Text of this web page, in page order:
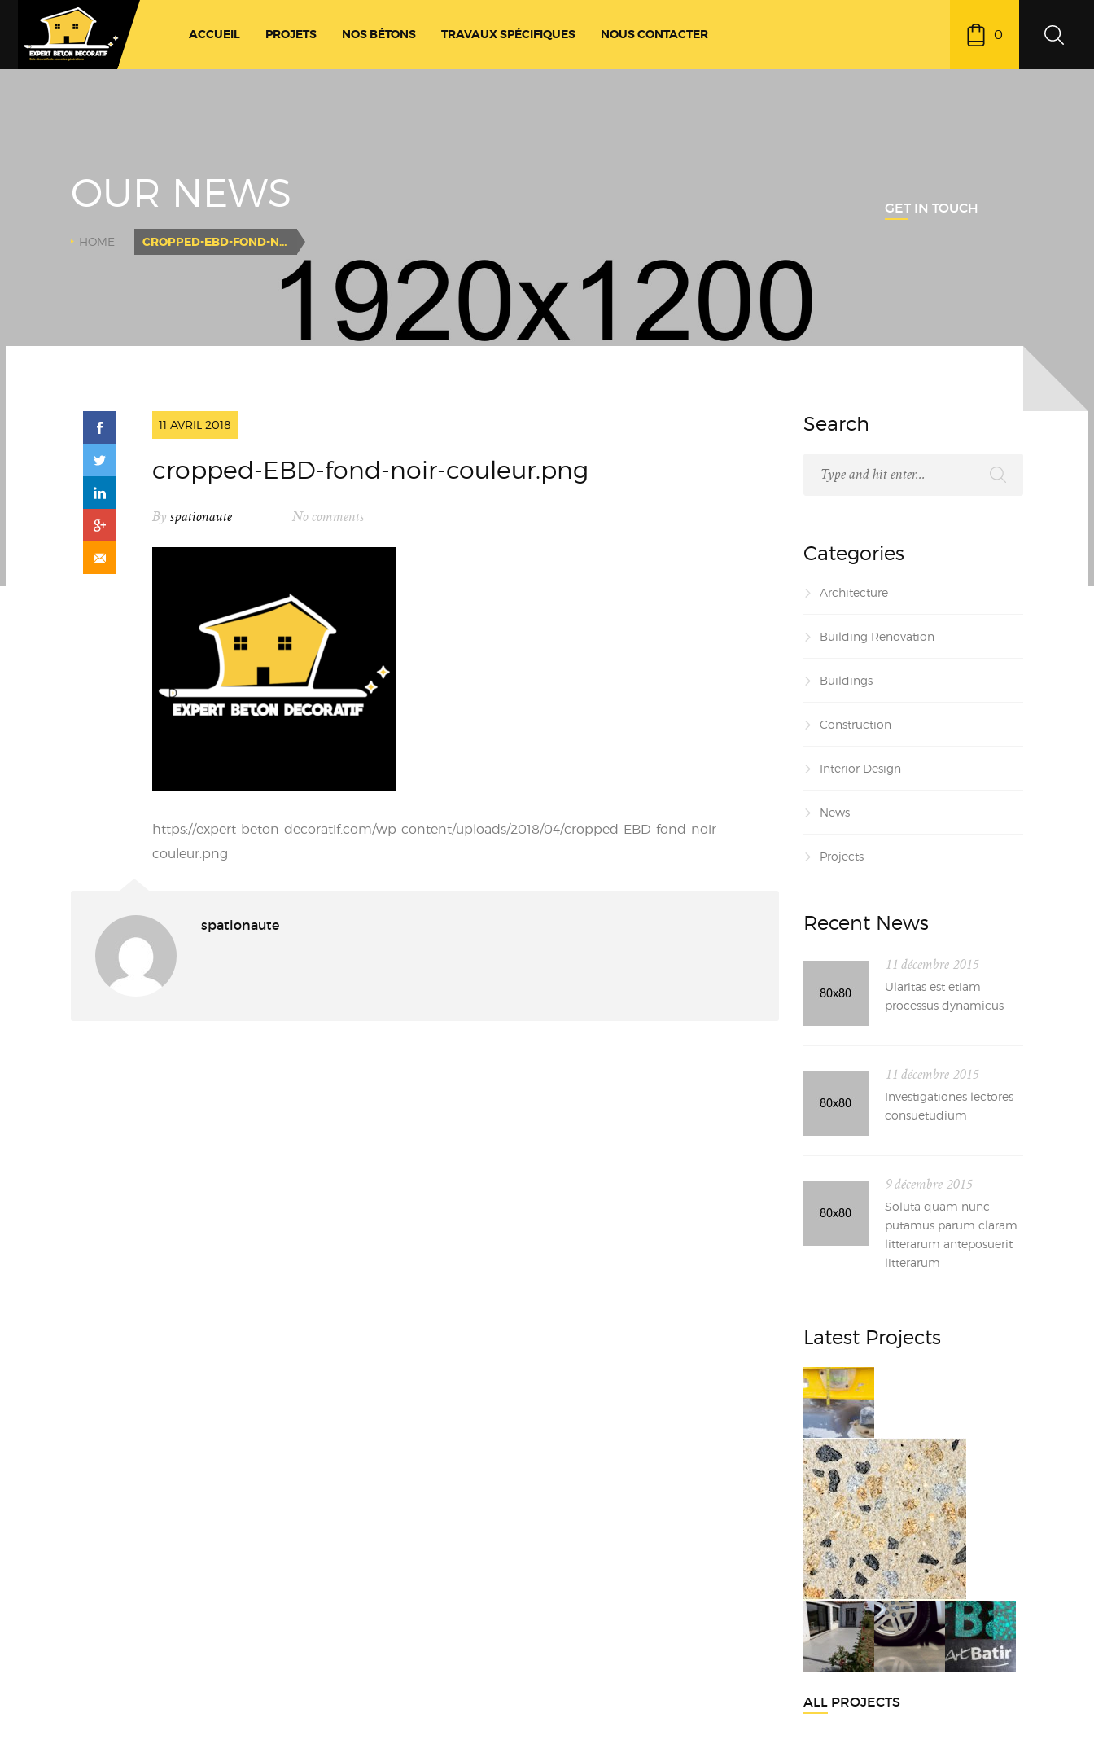
ACCUEIL PROJETS NOS BÉTONS TRAVAUX SPÉCIFIQUES NOUS CONTACTER 0
OUR NEWS
HOME CROPPED-EBD-FOND-NOIR-COULEUR.PNG
GET IN TOUCH
11 AVRIL 2018
cropped-EBD-fond-noir-couleur.png
By spationaute No comments
https://expert-beton-decoratif.com/wp-content/uploads/2018/04/cropped-EBD-fond-noir-
couleur.png
spationaute
Search
Categories
Architecture
Building Renovation
Buildings
Construction
Interior Design
News
Projects
Recent News
11 décembre 2015
Ularitas est etiam
processus dynamicus
11 décembre 2015
Investigationes lectores
consuetudium
9 décembre 2015
Soluta quam nunc
putamus parum claram
litterarum anteposuerit
litterarum
Latest Projects
ALL PROJECTS